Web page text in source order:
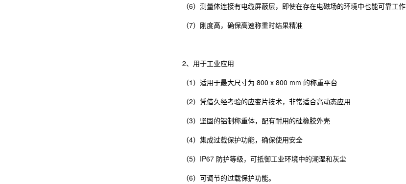
（6）测量体连接有电缆屏蔽层，即使在存在电磁场的环境中也能可靠工作
（7）刚度高，确保高速称重时结果精准
2、用于工业应用
（1）适用于最大尺寸为 800 x 800 mm 的称重平台
（2）凭借久经考验的应变片技术，非常适合高动态应用
（3）坚固的铝制称重体，配有耐用的硅橡胶外壳
（4）集成过载保护功能，确保使用安全
（5）IP67 防护等级，可抵御工业环境中的潮湿和灰尘
（6）可调节的过载保护功能。